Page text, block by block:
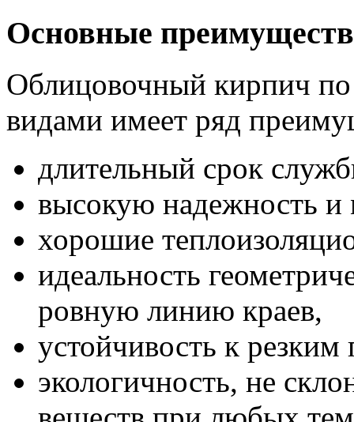
Основные
Облицовочный кирпич
видами имеет ряд
длительный срок
высокую надежность и
хорошие
идеальность
ровную линию краев,
устойчивость к
экологичность, не